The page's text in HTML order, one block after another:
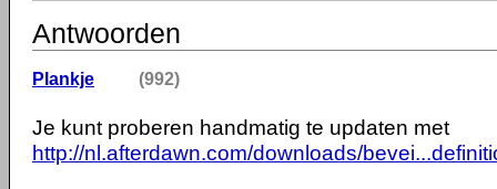
Antwoorden
Plankje (992)
Je kunt proberen handmatig te updaten met
http://nl.afterdawn.com/downloads/